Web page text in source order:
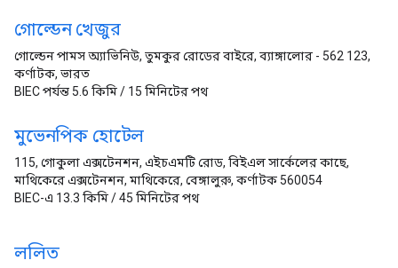
গোল্ডেন খেজুর
গোল্ডেন পামস অ্যাভিনিউ, তুমকুর রোডের বাইরে, ব্যাঙ্গালোর - 562 123,
কর্ণাটক, ভারত
BIEC পর্যন্ত 5.6 কিমি / 15 মিনিটের পথ
মুভেনপিক হোটেল
115, গোকুলা এক্সটেনশন, এইচএমটি রোড, বিইএল সার্কেলের কাছে,
মাথিকেরে এক্সটেনশন, মাথিকেরে, বেঙ্গালুরু, কর্ণাটক 560054
BIEC-এ 13.3 কিমি / 45 মিনিটের পথ
ললিত